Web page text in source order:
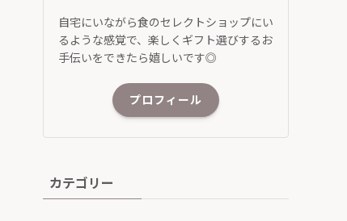
自宅にいながら食のセレクトショップにい
るような感覚で、楽しくギフト選びするお
手伝いをできたら嬉しいです◎
プロフィール
カテゴリー